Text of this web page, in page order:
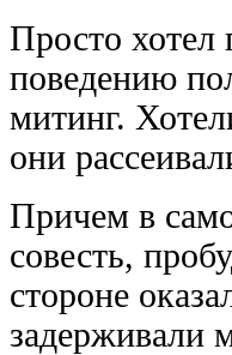
Просто хотел
поведению
митинг.
они
Причем в
совесть,
стороне
задерживали